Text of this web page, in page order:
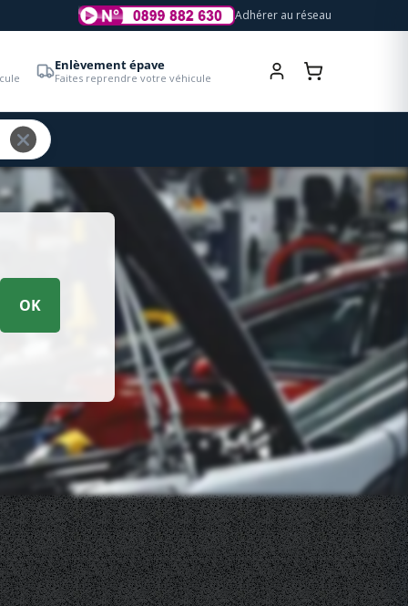
Adhérer au réseau
Enlèvement épave
Faites reprendre votre véhicule
OK